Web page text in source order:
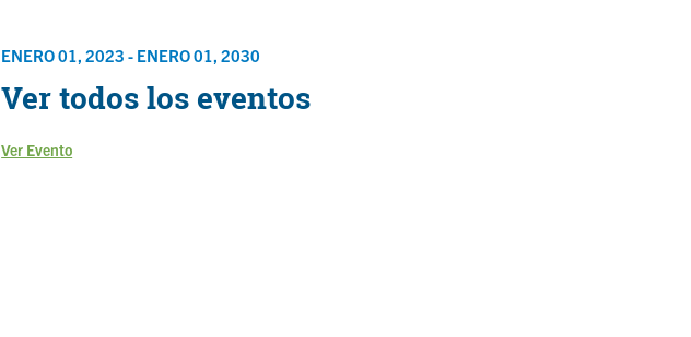
ENERO 01, 2023 - ENERO 01, 2030
Ver todos los eventos
Ver Evento